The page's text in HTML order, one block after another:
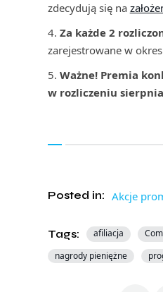
zdecydują się na
Za każde 2
zarejestrowane w
Ważne! Premia
w rozliczeniu
Posted in: Akcje
Tags: afiliacja
nagrody pieniężne